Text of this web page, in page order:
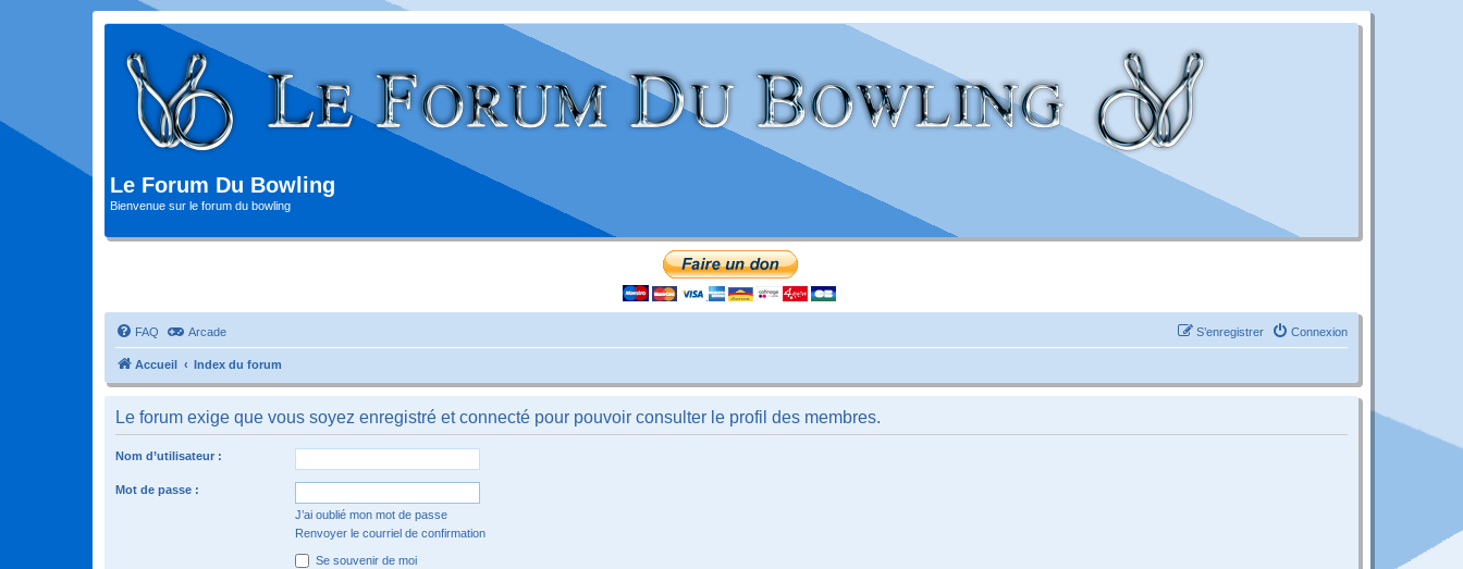
Le Forum Du Bowling
Bienvenue sur le forum du bowling
FAQ Arcade Connexion
S’enregistrer
Accueil Index du forum
Le forum exige que vous soyez enregistré et connecté pour pouvoir consulter le profil des membres.
Nom d’utilisateur :
Mot de passe :
J’ai oublié mon mot de passe
Renvoyer le courriel de confirmation
Se souvenir de moi